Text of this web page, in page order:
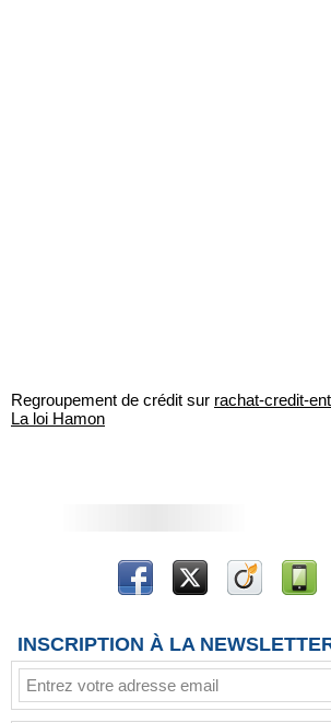
Regroupement de crédit sur rachat-credit-
La loi Hamon
INSCRIPTION À LA